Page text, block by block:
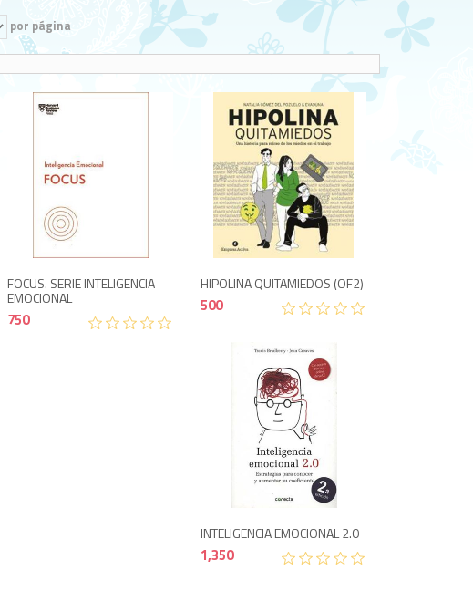
por página
750
FOCUS. SERIE INTELIGENCIA
EMOCIONAL
750
HIPOLINA QUITAMIEDOS (OF2)
500
INTELIGENCIA EMOCIONAL 2.0
1,350